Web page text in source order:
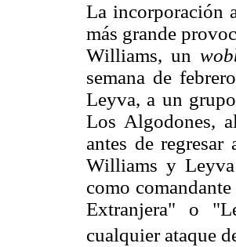
La incorporación
más grande
Williams, un
semana de
Leyva, a un
Los Algodones,
antes de
Williams y
como
Extranjera" o
cualquier ataque